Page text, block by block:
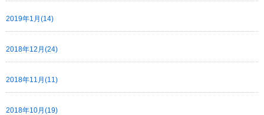
2019年1月(14)
2018年12月(24)
2018年11月(11)
2018年10月(19)